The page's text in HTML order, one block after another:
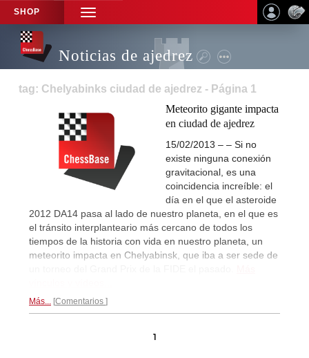
SHOP
TOGGLE
NAVIGATION
Noticias de ajedrez
tag: Chelyabinks ciudad de ajedrez - Página 1
Meteorito gigante impacta
en ciudad de ajedrez
15/02/2013 – – Si no
existe ninguna conexión
gravitacional, es una
coincidencia increíble: el
día en el que el asteroide
2012 DA14 pasa al lado de nuestro planeta, en el que es
el tránsito interplanteario más cercano de todos los
tiempos de la historia con vida en nuestro planeta, un
meteorito impacta en Chelyabinsk, que iba a ser sede de
Más... Comentarios
1